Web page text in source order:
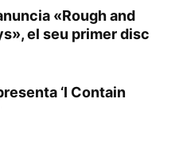
«Rough and
el seu primer disc
‘I Contain